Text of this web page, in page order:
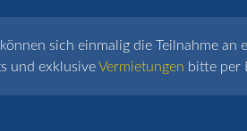
sich einmalig die Teilnahme an
und exklusiveVermietungen bitte per